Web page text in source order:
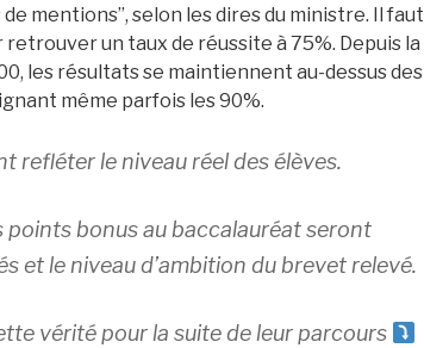
mentions”, selon les dires du ministre. Il faut
un taux de réussite à 75%. Depuis la
les résultats se maintiennent au-dessus des
même parfois les 90%.
refléter le niveau réel des élèves.
points bonus au baccalauréat seront
et le niveau d’ambition du brevet relevé.
vérité pour la suite de leur parcours